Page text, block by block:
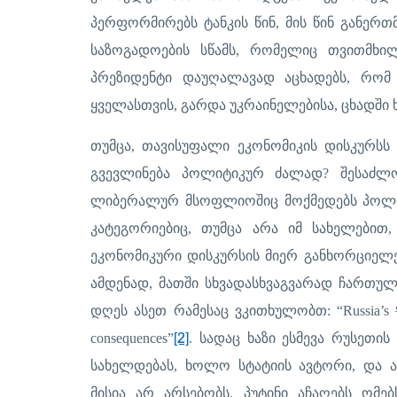
პერფორმირებს ტანკის წინ, მის წინ
საზოგადოების სწამს, რომელიც
პრეზიდენტი დაუღალავად აცხადებს,
ყველასთვის, გარდა უკრაინელებისა, ცხადში
თუმცა, თავისუფალი ეკონომიკის
გვევლინება პოლიტიკურ ძალად?
ლიბერალურ მსოფლიოშიც მოქმედებს
კატეგორიებიც, თუმცა არა იმ
ეკონომიკური დისკურსის მიერ
ამდენად, მათში სხვადასხვაგვარად
დღეს ასეთ რამესაც ვკითხულობთ: “Russia’s
consequences”[2]. სადაც ხაზი ესმევა
სახელდებას, ხოლო სტატიის ავტორი, და
მისია არ არსებობს, პუტინი აჩაღებს